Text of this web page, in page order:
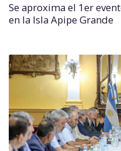
Se aproxima el 1er
en la Isla Apipe Grande